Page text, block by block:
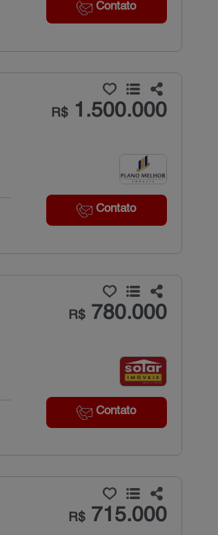
Contato
R$1.500.000
Contato
R$780.000
Contato
R$715.000